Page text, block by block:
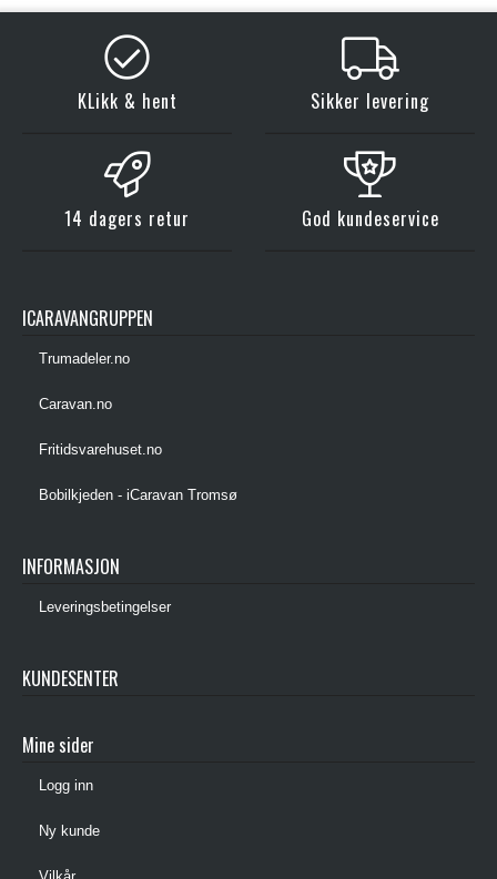
KLikk & hent Sikker levering
14 dagers retur God kundeservice
ICARAVANGRUPPEN
Trumadeler.no
Caravan.no
Fritidsvarehuset.no
Bobilkjeden - iCaravan Tromsø
INFORMASJON
Leveringsbetingelser
KUNDESENTER
Mine sider
Logg inn
Ny kunde